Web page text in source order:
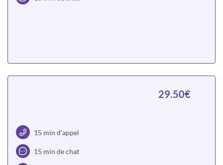
15 min d’appel
15 min de chat
29.50€